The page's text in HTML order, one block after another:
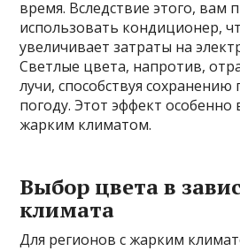
время. Вследствие этого, вам
использовать кондиционер,
увеличивает затраты на
Светлые цвета, напротив,
лучи, способствуя
погоду. Этот эффект особенно
жарким климатом.
Выбор цвета в
климата
Для регионов с жарким